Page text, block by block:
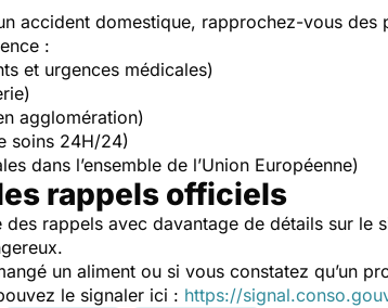
accident domestique, rapprochez-vous des
:
et urgences médicales)
agglomération)
soins 24H/24)
dans l’ensemble de l’Union Européenne)
rappels officiels
des rappels avec davantage de détails sur le
un aliment ou si vous constatez qu’un
le signaler ici : https://